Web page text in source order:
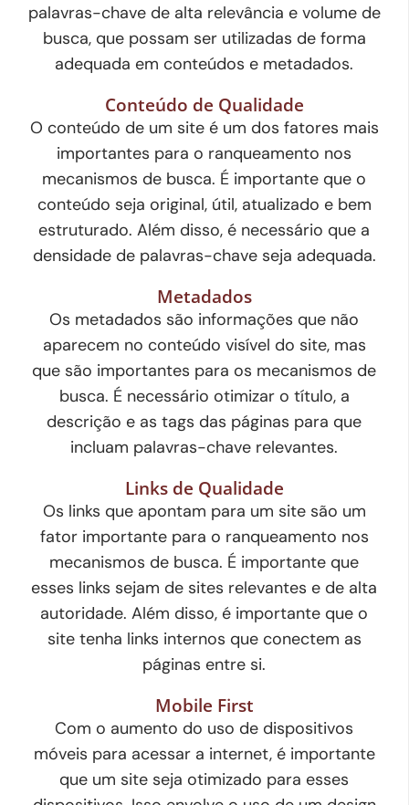
palavras-chave de alta relevância e volume de
busca, que possam ser utilizadas de forma
adequada em conteúdos e metadados.
Conteúdo de Qualidade
O conteúdo de um site é um dos fatores mais
importantes para o ranqueamento nos
mecanismos de busca. É importante que o
conteúdo seja original, útil, atualizado e bem
estruturado. Além disso, é necessário que a
densidade de palavras-chave seja adequada.
Metadados
Os metadados são informações que não
aparecem no conteúdo visível do site, mas
que são importantes para os mecanismos de
busca. É necessário otimizar o título, a
descrição e as tags das páginas para que
incluam palavras-chave relevantes.
Links de Qualidade
Os links que apontam para um site são um
fator importante para o ranqueamento nos
mecanismos de busca. É importante que
esses links sejam de sites relevantes e de alta
autoridade. Além disso, é importante que o
site tenha links internos que conectem as
páginas entre si.
Mobile First
Com o aumento do uso de dispositivos
móveis para acessar a internet, é importante
que um site seja otimizado para esses